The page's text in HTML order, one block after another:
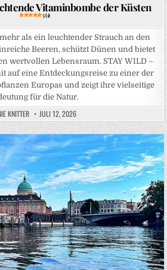
Vitaminbombe der Küsten
5 (1)
als ein leuchtender Strauch an den
Beeren, schützt Dünen und bietet
wertvollen Lebensraum. STAY WILD –
auf eine Entdeckungsreise zu einer der
Europas und zeigt ihre vielseitige
für die Natur.
KNITTER JULI 12, 2026